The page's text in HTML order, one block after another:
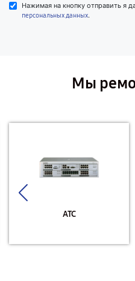
Нажимая на кнопку отправить я
персональных данных.
Мы
АТС